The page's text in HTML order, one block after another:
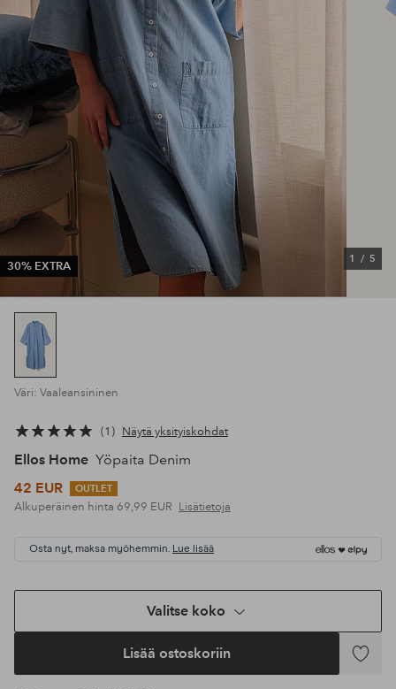
30% EXTRA
1 / 5
Väri: Vaaleansininen
1 Näytä yksityiskohdat
Ellos Home Yöpaita Denim
42 EUR
OUTLET
Alkuperäinen hinta 69,99 EUR Lisätietoja
Osta nyt, maksa myöhemmin. Lue lisää
Valitse koko
Lisää ostoskoriin
Lisää